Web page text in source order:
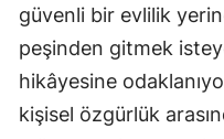
güvenli bir evlilik
peşinden gitmek
hikâyesine
kişisel özgürlük